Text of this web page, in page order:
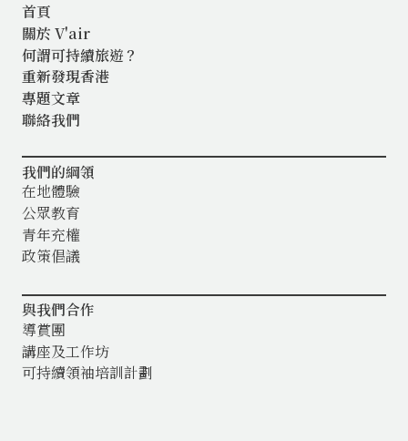
首頁
關於 V'air
何謂可持續旅遊？
重新發現香港
專題文章
聯絡我們
我們的綱領
在地體驗
公眾教育
青年充權
政策倡議
與我們合作
導賞團
講座及工作坊
可持續領袖培訓計劃